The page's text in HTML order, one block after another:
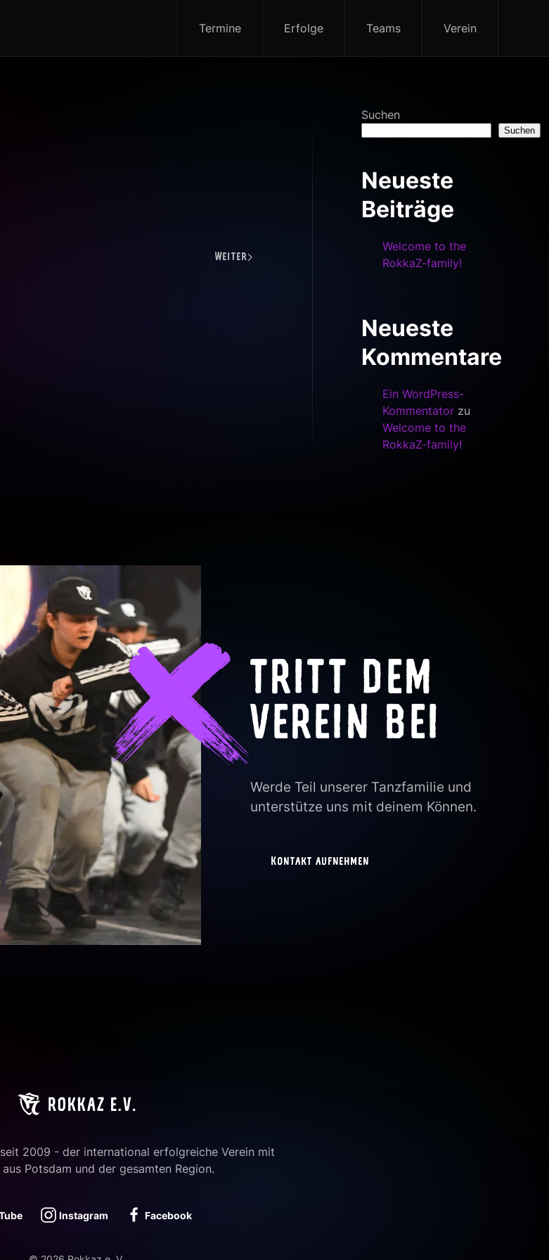
Termine Erfolge Teams Verein
Weiter
Suchen
Suchen
Neueste
Beiträge
Welcome to the
RokkaZ-family!
Neueste
Kommentare
Ein WordPress-
Kommentator zu
Welcome to the
RokkaZ-family!
TRITT DEM
VEREIN BEI
Werde Teil unserer Tanzfamilie und
unterstütze uns mit deinem Können.
Kontakt aufnehmen
2009 - der international erfolgreiche Verein mit
Potsdam und der gesamten Region.
Instagram Facebook